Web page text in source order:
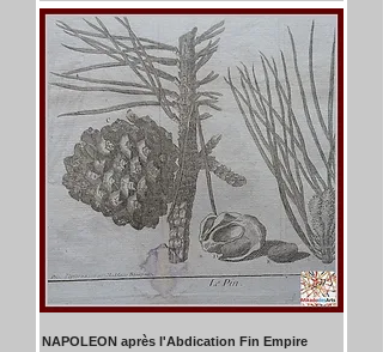
NAPOLEON après l'Abdication Fin Empire